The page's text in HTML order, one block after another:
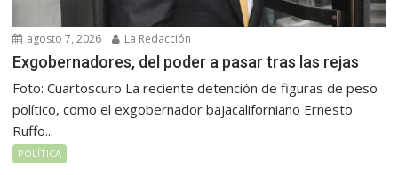
agosto 7, 2026 La Redacción
Exgobernadores, del poder a pasar tras las rejas
Foto: Cuartoscuro La reciente detención de figuras de peso
político, como el exgobernador bajacaliforniano Ernesto
Ruffo...
POLÍTICA